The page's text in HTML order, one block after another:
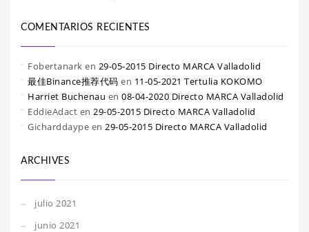
COMENTARIOS RECIENTES
Fobertanark en 29-05-2015 Directo MARCA Valladolid
最佳Binance推荐代码 en 11-05-2021 Tertulia KOKOMO
Harriet Buchenau en 08-04-2020 Directo MARCA Valladolid
EddieAdact en 29-05-2015 Directo MARCA Valladolid
Gicharddaype en 29-05-2015 Directo MARCA Valladolid
ARCHIVES
julio 2021
junio 2021